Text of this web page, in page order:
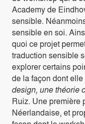
Academy de
sensible.
sensible en soi.
quoi ce projet
traduction sensible
explorer certains
de la façon dont
design, une théorie
Ruiz. Une première
Néerlandaise, et